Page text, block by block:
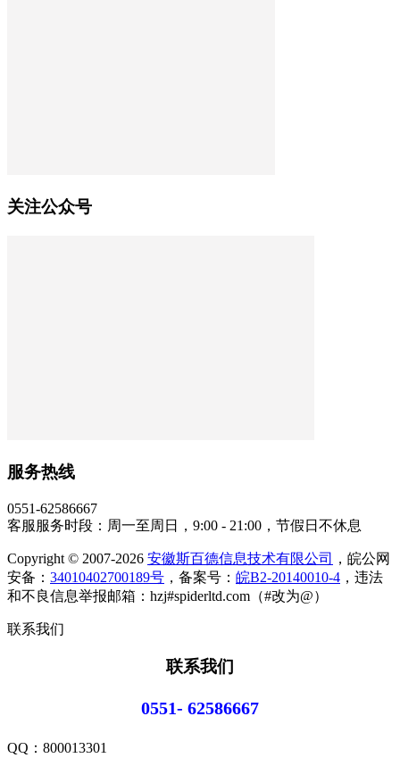
关注公众号
服务热线
0551-62586667
客服服务时段：周一至周日，9:00 - 21:00，节假日不休息
Copyright © 2007-2026 安徽斯百德信息技术有限公司
，皖公网
安备： 34010402700189号 ，备案号： 皖B2-20140010-4 ，违法
和不良信息举报邮箱：hzj#spiderltd.com（#改为@）
联系我们
联系我们
0551- 62586667
QQ： 800013301